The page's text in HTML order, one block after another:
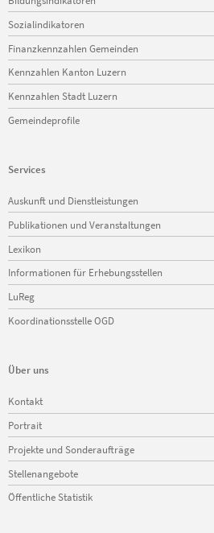
Sozialindikatoren
Finanzkennzahlen Gemeinden
Kennzahlen Kanton Luzern
Kennzahlen Stadt Luzern
Gemeindeprofile
Services
Navigation
überspringen
Auskunft und Dienstleistungen
Publikationen und Veranstaltungen
Lexikon
Informationen für Erhebungsstellen
LuReg
Koordinationsstelle OGD
Über uns
Navigation
überspringen
Kontakt
Portrait
Projekte und Sonderaufträge
Stellenangebote
Öffentliche Statistik